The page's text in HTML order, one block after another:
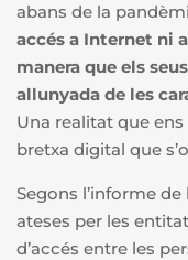
abans de la
accés a Internet ni
manera que els
allunyada de les
Una realitat que
bretxa digital que
Segons l’informe
ateses per les
d’accés entre les